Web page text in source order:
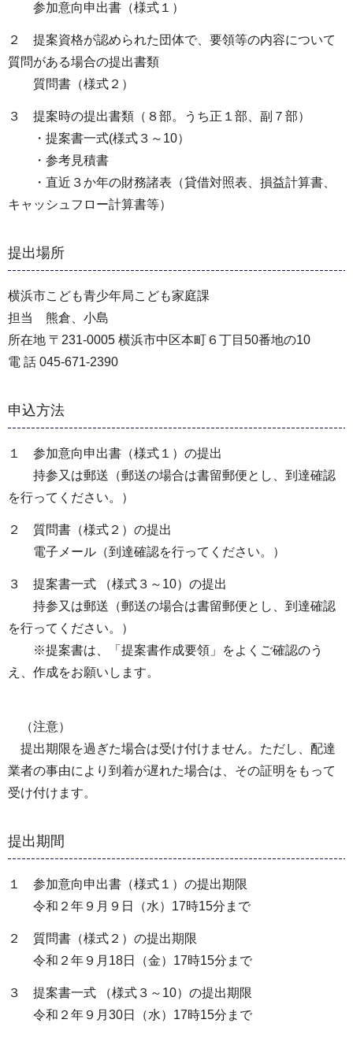
参加意向申出書（様式１）
２ 提案資格が認められた団体で、要領等の内容について
質問がある場合の提出書類
質問書（様式２）
３ 提案時の提出書類（８部。うち正１部、副７部）
・提案書一式(様式３～10）
・参考見積書
・直近３か年の財務諸表（貸借対照表、損益計算書、
キャッシュフロー計算書等）
提出場所
横浜市こども青少年局こども家庭課
担当 熊倉、小島
所在地 〒231-0005 横浜市中区本町６丁目50番地の10
電 話 045-671-2390
申込方法
１ 参加意向申出書（様式１）の提出
持参又は郵送（郵送の場合は書留郵便とし、到達確認
を行ってください。）
２ 質問書（様式２）の提出
電子メール（到達確認を行ってください。）
３ 提案書一式 （様式３～10）の提出
持参又は郵送（郵送の場合は書留郵便とし、到達確認
を行ってください。）
※提案書は、「提案書作成要領」をよくご確認のう
え、作成をお願いします。
（注意）
提出期限を過ぎた場合は受け付けません。ただし、配達
業者の事由により到着が遅れた場合は、その証明をもって
受け付けます。
提出期間
１ 参加意向申出書（様式１）の提出期限
令和２年９月９日（水）17時15分まで
２ 質問書（様式２）の提出期限
令和２年９月18日（金）17時15分まで
３ 提案書一式 （様式３～10）の提出期限
令和２年９月30日（水）17時15分まで